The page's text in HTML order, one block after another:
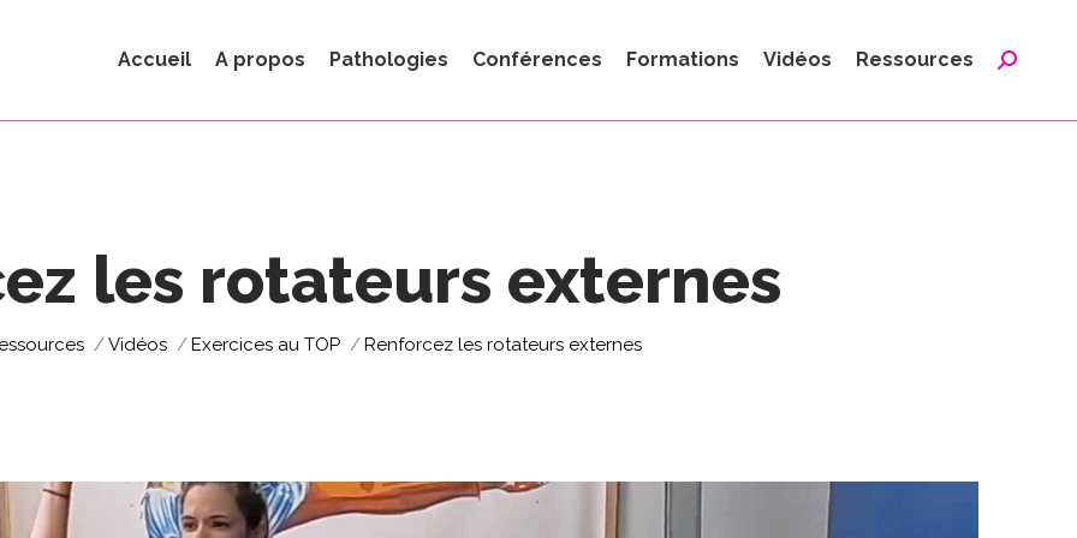
Accueil A propos Pathologies Conférences Formations Vidéos Ressources
les rotateurs externes
ici : Vidéos Exercices au TOP Renforcez les rotateurs externes